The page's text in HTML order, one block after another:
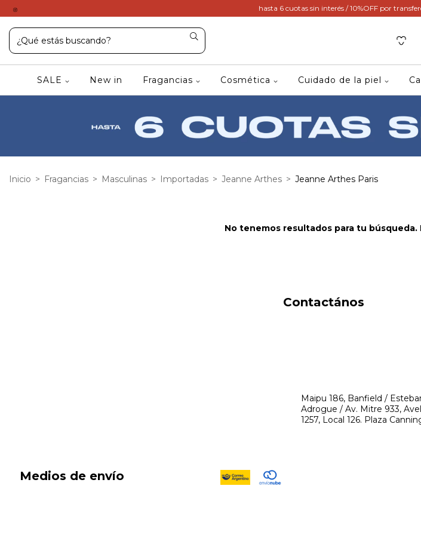
hasta 6 cuotas sin interés / 10%OFF por
SALE New in Fragancias Cosmética Cuidado de la piel
Inicio > Fragancias > Masculinas > Importadas > Jeanne Arthes > Jeanne Arthes Paris
No tenemos resultados para tu
Contactános
Maipu 186, Banfield /
Adrogue / Av. Mitre 933,
1257, Local 126. Plaza
Medios de envío